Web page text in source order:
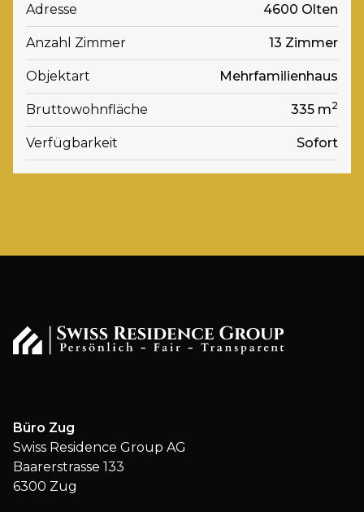
Adresse 4600 Olten
Anzahl Zimmer 13 Zimmer
Objektart Mehrfamilienhaus
Bruttowohnfläche 335 m2
Verfügbarkeit Sofort
Büro Zug
Swiss Residence Group AG
Baarerstrasse 133
6300 Zug